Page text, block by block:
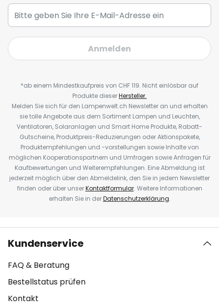
Anmelden
*ab einem Mindestkaufpreis von CHF 119. Nicht einlösbar auf
Produkte dieserHersteller.
Melden Sie sich für den Lampenwelt.ch Newsletter an und erhalten
sie tolle Angebote aus dem Sortiment Lampen und Leuchten,
Ventilatoren, Solaranlagen und Smart Home Produkte, Rabatt-
Gutscheine, Produktpreis-Reduzierungen oder Aktionspakete,
Produktempfehlungen und -vorstellungen sowie Inhalte von
möglichen Kooperationspartnern und Umfragen sowie Anfragen für
Kaufbewertungen und Weiterempfehlungen. Eine Abmeldung ist
jederzeit möglich über den Abmeldelink, den Sie in jedem Newsletter
finden oder über unserKontaktformular. Weitere Informationen
erhalten Sie in derDatenschutzerklärung.
Kundenservice
FAQ & Beratung
Bestellstatus prüfen
Kontakt